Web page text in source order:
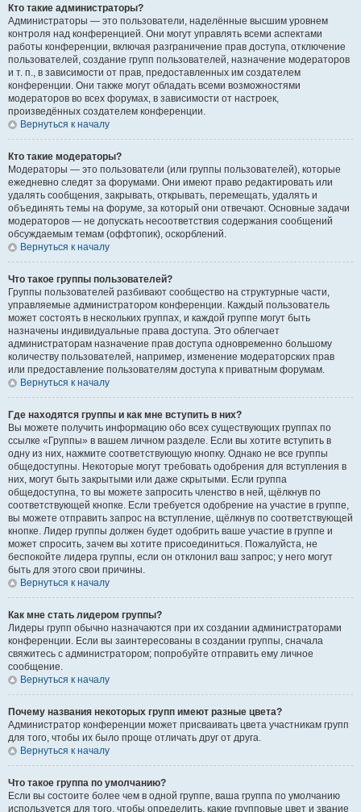
Кто такие администраторы?
Администраторы — это пользователи, наделённые высшим уровнем
контроля над конференцией. Они могут управлять всеми аспектами
работы конференции, включая разграничение прав доступа, отключение
пользователей, создание групп пользователей, назначение модераторов
и т. п., в зависимости от прав, предоставленных им создателем
конференции. Они также могут обладать всеми возможностями
модераторов во всех форумах, в зависимости от настроек,
произведённых создателем конференции.
Вернуться к началу
Кто такие модераторы?
Модераторы — это пользователи (или группы пользователей), которые
ежедневно следят за форумами. Они имеют право редактировать или
удалять сообщения, закрывать, открывать, перемещать, удалять и
объединять темы на форуме, за который они отвечают. Основные задачи
модераторов — не допускать несоответствия содержания сообщений
обсуждаемым темам (оффтопик), оскорблений.
Вернуться к началу
Что такое группы пользователей?
Группы пользователей разбивают сообщество на структурные части,
управляемые администратором конференции. Каждый пользователь
может состоять в нескольких группах, и каждой группе могут быть
назначены индивидуальные права доступа. Это облегчает
администраторам назначение прав доступа одновременно большому
количеству пользователей, например, изменение модераторских прав
или предоставление пользователям доступа к приватным форумам.
Вернуться к началу
Где находятся группы и как мне вступить в них?
Вы можете получить информацию обо всех существующих группах по
ссылке «Группы» в вашем личном разделе. Если вы хотите вступить в
одну из них, нажмите соответствующую кнопку. Однако не все группы
общедоступны. Некоторые могут требовать одобрения для вступления в
них, могут быть закрытыми или даже скрытыми. Если группа
общедоступна, то вы можете запросить членство в ней, щёлкнув по
соответствующей кнопке. Если требуется одобрение на участие в группе,
вы можете отправить запрос на вступление, щёлкнув по соответствующей
кнопке. Лидер группы должен будет одобрить ваше участие в группе и
может спросить, зачем вы хотите присоединиться. Пожалуйста, не
беспокойте лидера группы, если он отклонил ваш запрос; у него могут
быть для этого свои причины.
Вернуться к началу
Как мне стать лидером группы?
Лидеры групп обычно назначаются при их создании администраторами
конференции. Если вы заинтересованы в создании группы, сначала
свяжитесь с администратором; попробуйте отправить ему личное
сообщение.
Вернуться к началу
Почему названия некоторых групп имеют разные цвета?
Администратор конференции может присваивать цвета участникам групп
для того, чтобы их было проще отличать друг от друга.
Вернуться к началу
Что такое группа по умолчанию?
Если вы состоите более чем в одной группе, ваша группа по умолчанию
используется для того, чтобы определить, какие групповые цвет и звание